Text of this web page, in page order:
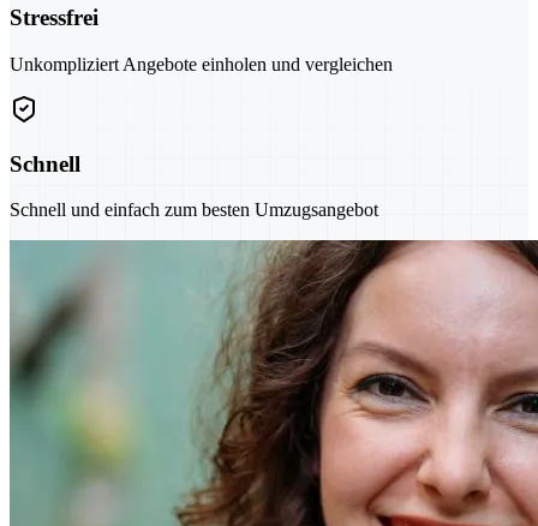
Stressfrei
Unkompliziert Angebote einholen und vergleichen
Schnell
Schnell und einfach zum besten Umzugsangebot